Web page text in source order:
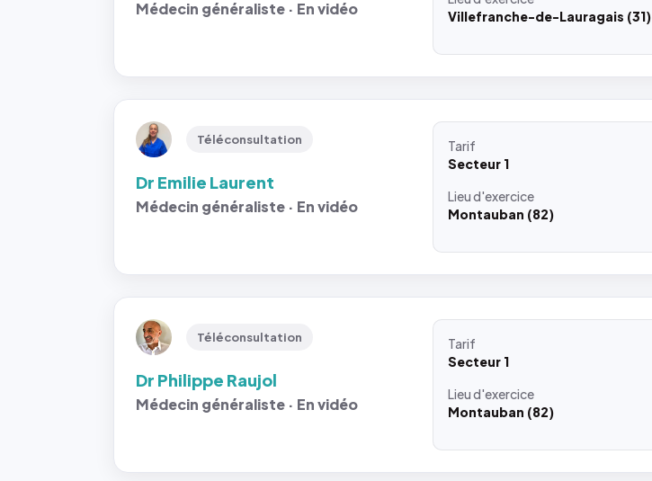
Médecin généraliste · En vidéo
Villefranche-de-Lauragais (31)
Téléconsultation
Dr Emilie Laurent
Médecin généraliste · En vidéo
Tarif
Secteur 1
Lieud'exercice
Montauban (82)
Téléconsultation
Dr Philippe Raujol
Médecin généraliste · En vidéo
Tarif
Secteur 1
Lieud'exercice
Montauban (82)